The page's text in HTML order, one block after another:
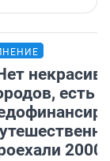
есть
2000